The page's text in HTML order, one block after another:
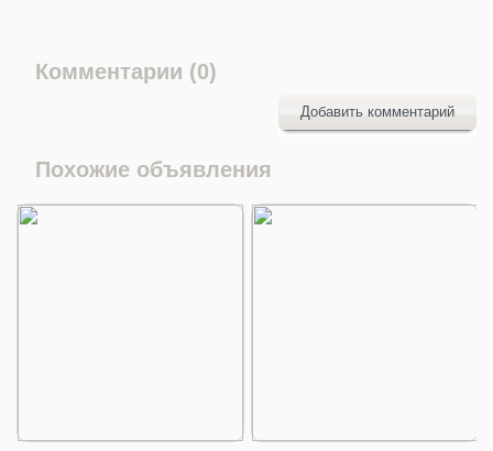
Комментарии (0)
Добавить комментарий
Похожие объявления